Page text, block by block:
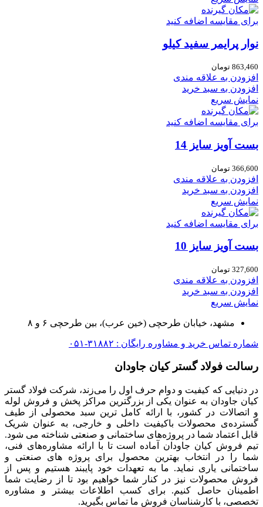
برای مقایسه اضافه کنید
نوار پرایمر سفید کیلو
863,460 تومان
افزودن به علاقه مندی
افزودن به سبد خرید
نمایش سریع
برای مقایسه اضافه کنید
بست آویز سایز 14
366,600 تومان
افزودن به علاقه مندی
افزودن به سبد خرید
نمایش سریع
برای مقایسه اضافه کنید
بست آویز سایز 10
327,600 تومان
افزودن به علاقه مندی
افزودن به سبد خرید
نمایش سریع
مشهد، خیابان طرحچی (خین عرب)، بین طرحچی ۶ و ۸
شماره تماس خرید و مشاوره رایگان : ۳۱۸۸۲-۰۵۱
رسالت فولاد گستر کیان جاودان
در دنیایی که کیفیت و دوام حرف اول را می‌زند، شرکت فولاد گستر
کیان جاودان به عنوان یکی از بزرگترین مراکز پخش و فروش لوله
و اتصالات در کشور، با ارائه کامل ترین سبد محصولی از طیف
گسترده‌‌ی محصولات باکیفیت داخلی و خارجی، به عنوان شریک
قابل اعتماد شما در پروژه‌های ساختمانی و صنعتی شناخته می شود.
تیم فروش کیان جاودان آماده است تا با ارائه مشاوره‌های فنی،
شما را در انتخاب بهترین محصول برای پروژه های صنعتی و
ساختمانی یاری نماید. ما به تعهدات خود پایبند هستیم و پس از
فروش محصولات نیز در کنار شما خواهیم بود تا از رضایت شما
اطمینان حاصل کنیم. برای کسب اطلاعات بیشتر و مشاوره
تخصصی، با کارشناسان فروش ما تماس بگیرید.